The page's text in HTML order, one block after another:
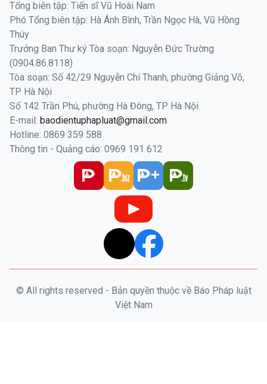
Tổng biên tập: Tiến sĩ Vũ Hoài Nam
Phó Tổng biên tập: Hà Ánh Bình, Trần Ngọc Hà, Vũ Hồng
Thúy
Trưởng Ban Thư ký Tòa soạn: Nguyễn Đức Trường
(0904.86.8118)
Tòa soạn: Số 42/29 Nguyễn Chí Thanh, phường Giảng Võ,
TP Hà Nội
Số 142 Trần Phú, phường Hà Đông, TP Hà Nội
E-mail: baodientuphapluat@gmail.com
Hotline: 0869 359 588
Thông tin - Quảng cáo: 0969 191 612
© All rights reserved - Bản quyền thuộc về Báo Pháp luật
Việt Nam